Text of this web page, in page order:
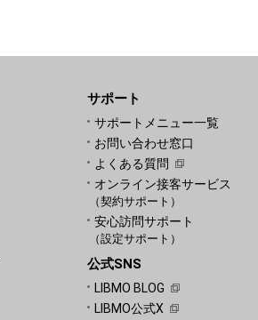
サポート
サポートメニュー一覧
お問い合わせ窓口
よくある質問
オンライン接客サービス
（契約サポート）
安心訪問サポート
（設定サポート）
公式SNS
LIBMO BLOG
LIBMO公式X